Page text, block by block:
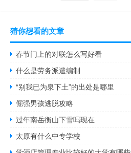
猜你想看的文章
春节门上的对联怎么写好看
什么是劳务派遣编制
“别我已为泉下土”的出处是哪里
倔强男孩逃脱攻略
过年南岳衡山下雪吗现在
太原有什么中专学校